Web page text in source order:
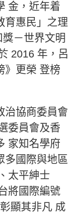
金，近年着
育惠民」之理
－世界文明
2016 年，呂
》更榮 登榜
治協商委員會
委員會及香
家知名學府
多國際與地區
太平紳士
將國際編號
顯其非凡 成